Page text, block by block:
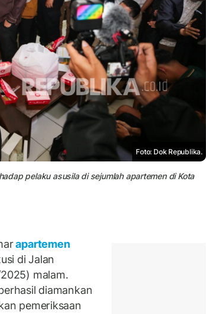
Foto: Dok Republika.
pelaku asusila di sejumlah apartemen di Kota
apartemen
di Jalan
malam.
diamankan
pemeriksaan